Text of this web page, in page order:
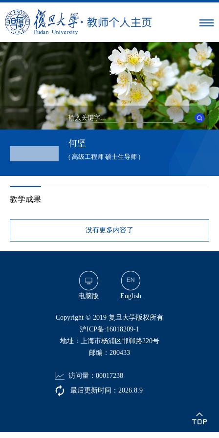
何坚
( 高级工程师 硕士生导师 )
教学成果
没有更多内容了
电脑版 English
​Copyright © 2019 复旦大学版权所有
沪ICP备:16018209-1
地址：上海市杨浦区邯郸路220号
邮编：200433
访问量： 00017238
最后更新时间： 2026 8 9